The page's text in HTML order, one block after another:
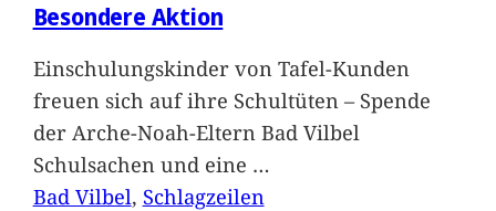
Besondere Aktion
Einschulungskinder von Tafel-Kunden
freuen sich auf ihre Schultüten – Spende
der Arche-Noah-Eltern Bad Vilbel
Schulsachen und eine …
Bad Vilbel, Schlagzeilen